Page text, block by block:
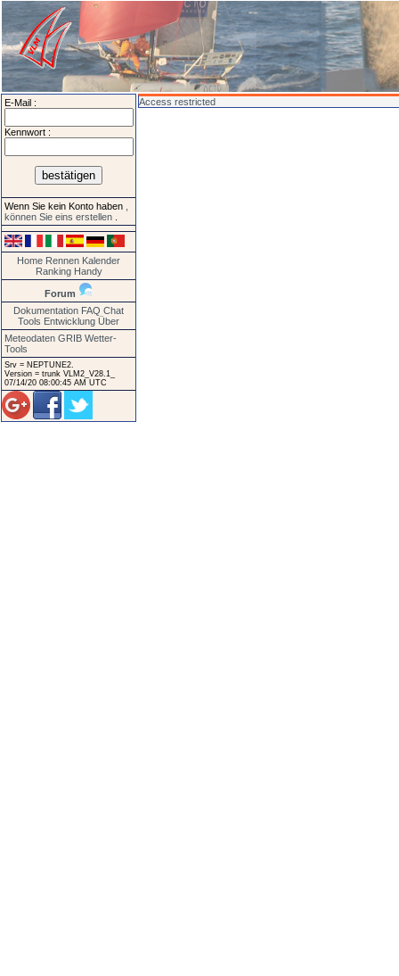
E-Mail :
Kennwort :
Wenn Sie kein Konto haben
können Sie eins erstellen
Home Rennen Kalender
Ranking Handy
Forum
Dokumentation FAQ Chat
Tools Entwicklung Über
Meteodaten GRIB Wetter-
Tools
Srv = NEPTUNE2.
Version = trunk VLM2_V28.1_
07/14/20 08:00:45 AM UTC
Access restricted